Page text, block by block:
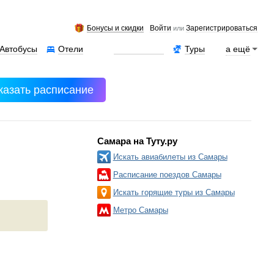
Бонусы и скидки Войти илиЗарегистрироваться
а ещё
Туры
Отели
Автобусы
расписание
Самара на Туту.ру
Искать авиабилеты из Самары
Расписание поездов Самары
Искать горящие туры из Самары
Метро Самары